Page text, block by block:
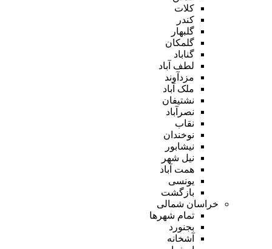
کلات
کندر
گلبهار
گلمکان
گناباد
لطف آباد
مزدآوند
ملک آباد
نشتیفان
نصرآباد
نقاب
نوخندان
نیشابور
نیل شهر
همت آباد
یونسی
بازگشت
خراسان شمالی
تمام شهر‌ها
بجنورد
آشخانه